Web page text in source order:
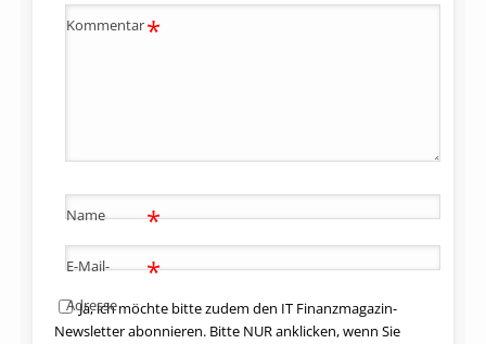
Kommentar*
Name *
E-Mail-
Adresse
*
Ja, ich möchte bitte zudem den IT Finanzmagazin-
Newsletter abonnieren. Bitte NUR anklicken, wenn Sie